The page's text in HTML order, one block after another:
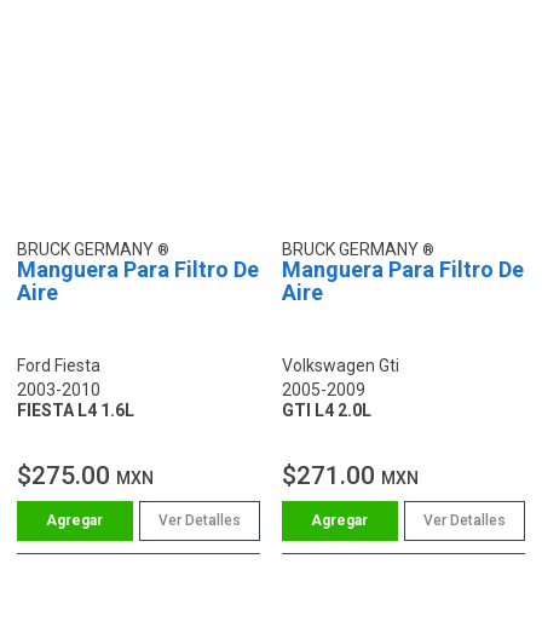
BRUCK GERMANY
Manguera Para Filtro De
Aire
Ford Fiesta
2003-2010
FIESTA L4 1.6L
$275.00 MXN
Ver Detalles
BRUCK GERMANY
Manguera Para Filtro De
Aire
Volkswagen Gti
2005-2009
GTI L4 2.0L
$271.00 MXN
Ver Detalles